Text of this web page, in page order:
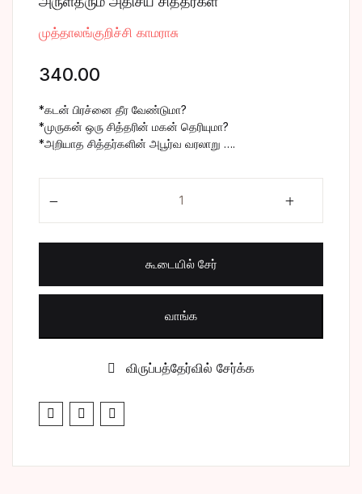
முத்தாலங்குறிச்சி காமராசு
340.00
*கடன் பிரச்னை தீர வேண்டுமா?
*முருகன் ஒரு சித்தரின் மகன் தெரியுமா?
*அறியாத சித்தர்களின் அபூர்வ வரலாறு ….
கூடையில் சேர்
வாங்க
விருப்பத்தேர்வில் சேர்க்க